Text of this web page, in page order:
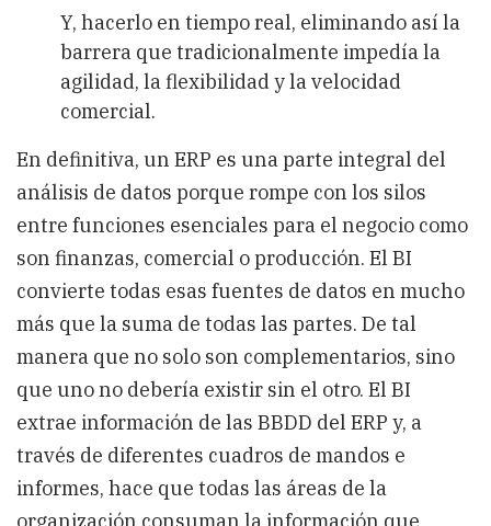
Y, hacerlo en tiempo real, eliminando así la
barrera que tradicionalmente impedía la
agilidad, la flexibilidad y la velocidad
comercial.
En definitiva, un ERP es una parte integral del
análisis de datos porque rompe con los silos
entre funciones esenciales para el negocio como
son finanzas, comercial o producción. El BI
convierte todas esas fuentes de datos en mucho
más que la suma de todas las partes. De tal
manera que no solo son complementarios, sino
que uno no debería existir sin el otro. El BI
extrae información de las BBDD del ERP y, a
través de diferentes cuadros de mandos e
informes, hace que todas las áreas de la
organización consuman la información que